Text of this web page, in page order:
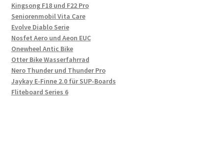
Kingsong F18 und F22 Pro
Seniorenmobil Vita Care
Evolve Diablo Serie
Nosfet Aero und Aeon EUC
Onewheel Antic Bike
Otter Bike Wasserfahrrad
Nero Thunder und Thunder Pro
Jaykay E-Finne 2.0 für SUP-Boards
Fliteboard Series 6